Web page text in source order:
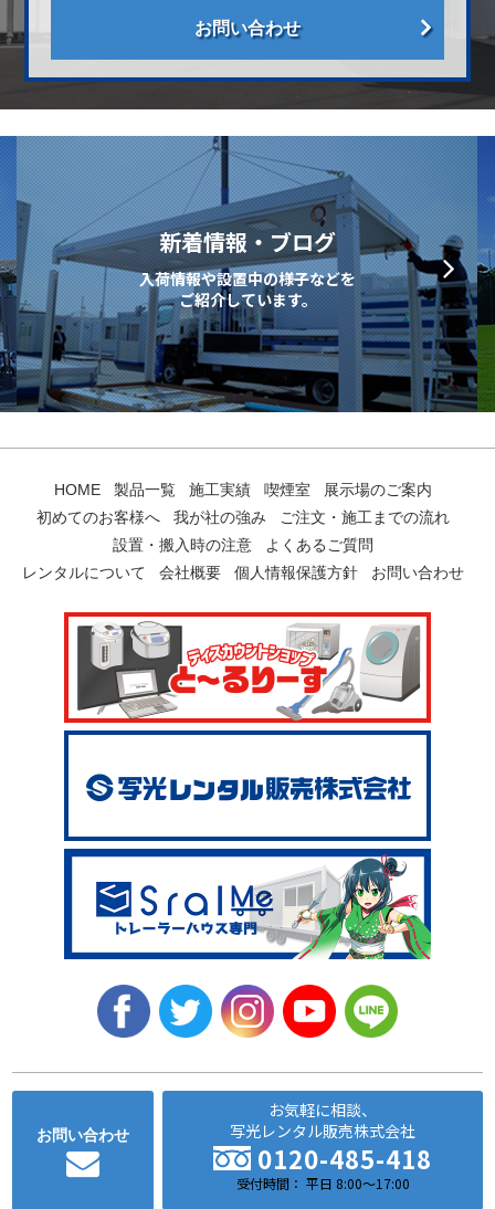
お問い合わせ
新着情報・ブログ
入荷情報や設置中の様子などを
ご紹介しています。
HOME 製品一覧 施工実績 喫煙室
展示場のご案内
初めてのお客様へ
我が社の強み
ご注文・施工までの流れ
設置・搬入時の注意
よくあるご質問
レンタルについて
会社概要 個人情報保護方針 お問い合わせ
お問い合わせ
お気軽に相談、
写光レンタル販売株式会社
0120-485-418
受付時間： 平日 8:00～17:00